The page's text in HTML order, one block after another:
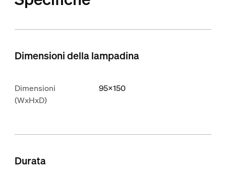
Dimensioni della lampadina
Dimensioni
(WxHxD)
95x150
Durata